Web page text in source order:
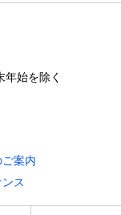
始を除く
案内
ンス